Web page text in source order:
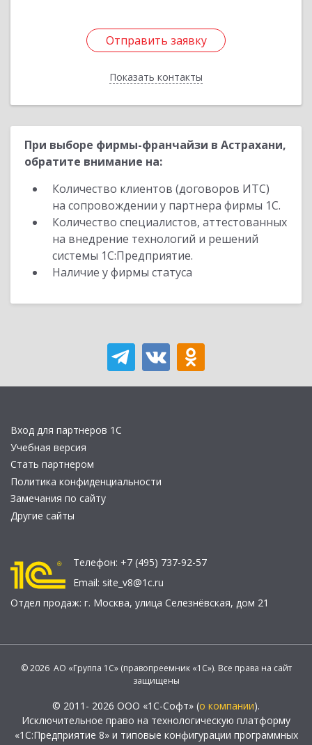
Отправить заявку
Показать контакты
Отправить заявку
Назад
При выборе фирмы-франчайзи в Астрахани,
обратите внимание на:
Количество клиентов (договоров ИТС)
на сопровождении у партнера фирмы 1С.
Количество специалистов, аттестованных
на внедрение технологий и решений
системы 1С:Предприятие.
Наличие у фирмы статуса
Вход для партнеров 1С
Учебная версия
Стать партнером
Политика конфиденциальности
Замечания по сайту
Другие сайты
Телефон: +7 (495) 737-92-57
Email: site_v8@1c.ru
Отдел продаж: г. Москва, улица Селезнёвская, дом 21
© 2026 АО «Группа 1С» (правопреемник «1С»). Все права на сайт
защищены
© 2011- 2026 ООО «1С-Софт» (о компании).
Исключительное право на технологическую платформу
«1С:Предприятие 8» и типовые конфигурации программных